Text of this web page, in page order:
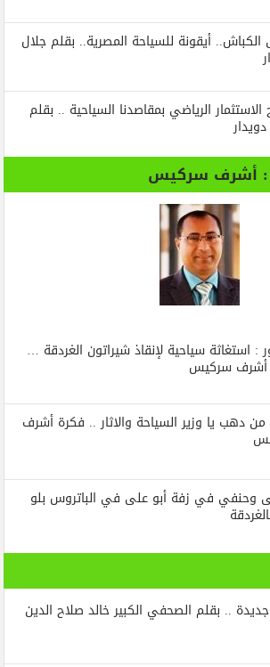
أيقونة للسياحة المصرية.. بقلم جلال
الاستثمار الرياضي بمقاصدنا السياحية .. بقلم
: أشرف سركيس
: استغاثة سياحية لإنقاذ شيراتون الغردقة …
أشرف سركيس
دهب يا وزير السياحة والاثار .. فكرة أشرف
وحنفي في زفة أبو على في الباتروس بلو
.. بقلم الصحفي الكبير خالد صلاح الدين